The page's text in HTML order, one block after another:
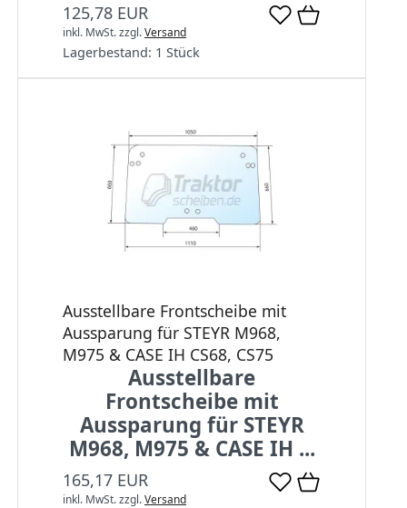
125,78 EUR
inkl. MwSt.zzgl.Versand
Lagerbestand: 1 Stück
Ausstellbare Frontscheibe mit
Aussparung für STEYR M968,
M975 & CASE IH CS68, CS75
Ausstellbare
Frontscheibe mit
Aussparung für STEYR
M968, M975 & CASE IH ...
165,17 EUR
inkl. MwSt.zzgl.Versand